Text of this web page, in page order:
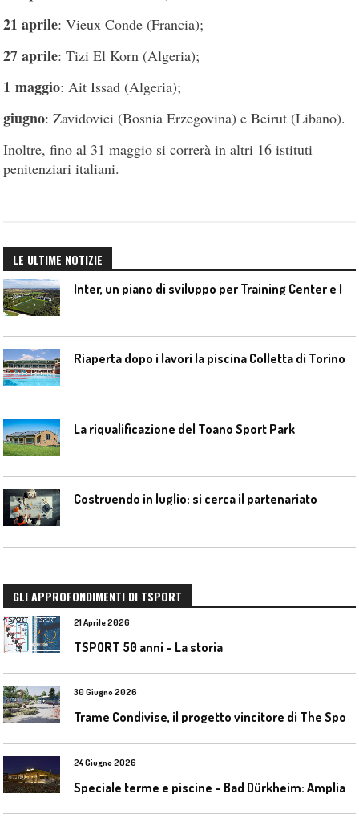
21 aprile: Vieux Conde (Francia);
27 aprile: Tizi El Korn (Algeria);
1 maggio: Ait Issad (Algeria);
giugno: Zavidovici (Bosnia Erzegovina) e Beirut (Libano).
Inoltre, fino al 31 maggio si correrà in altri 16 istituti
penitenziari italiani.
LE ULTIME NOTIZIE
Riaperta dopo i lavori la piscina Colletta di Torino
La riqualificazione del Toano Sport Park
Costruendo in luglio: si cerca il partenariato
GLI APPROFONDIMENTI DI TSPORT
21 Aprile 2026
TSPORT 50 anni – La storia
30 Giugno 2026
24 Giugno 2026